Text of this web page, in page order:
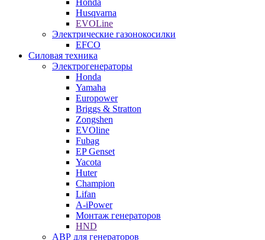
Honda
Husqvarna
EVOLine
Электрические газонокосилки
EFCO
Силовая техника
Электрогенераторы
Honda
Yamaha
Europower
Briggs & Stratton
Zongshen
EVOline
Fubag
EP Genset
Yacota
Huter
Champion
Lifan
A-iPower
Монтаж генераторов
HND
АВР для генераторов